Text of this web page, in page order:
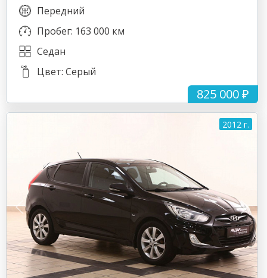
825 000 ₽
Передний
Пробег: 163 000 км
Седан
Цвет: Серый
2012 г.